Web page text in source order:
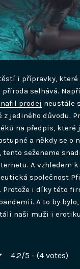
i přípravky, které
selhává.
prodej neustále
jediného důvodu.
na předpis, které
a někdy se o
tento seženeme
A vzhledem k
společnost
Protože i díky této
A to by
naši muži i
4.2/5 - (4 votes)